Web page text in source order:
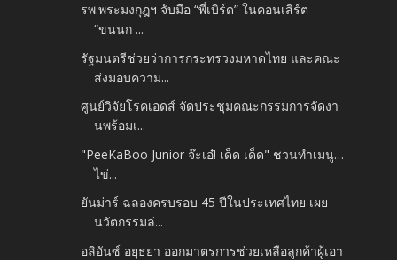
รพ.พระมงกุฎฯ จับมือ “พี่เบิร์ด” ในคอนเสิร์ต
“ขนนก ...
รัฐมนตรีช่วยว่าการกระทรวงมหาดไทย และคณะ
ส่งมอบความ...
ศูนย์วิจัยโรคเอดส์ จัดประชุมคณะกรรมการจัดงา
นพร้อมเ...
"PeeKaBoo Junior จ๊ะเอ๋! เด็ด เด็ด" ชวนทำเมนู…
ไข่...
ยันม่าร์ ฉลองครบรอบ 45 ปีในประเทศไทย เผย
นวัตกรรมล่...
อลิอันซ์ อยุธยา ออกมาตรการช่วยเหลือลูกค้าผู้เอา